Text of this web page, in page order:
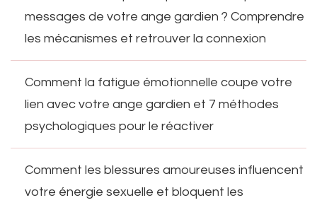
messages de votre ange gardien ? Comprendre
les mécanismes et retrouver la connexion
Comment la fatigue émotionnelle coupe votre
lien avec votre ange gardien et 7 méthodes
psychologiques pour le réactiver
Comment les blessures amoureuses influencent
votre énergie sexuelle et bloquent les